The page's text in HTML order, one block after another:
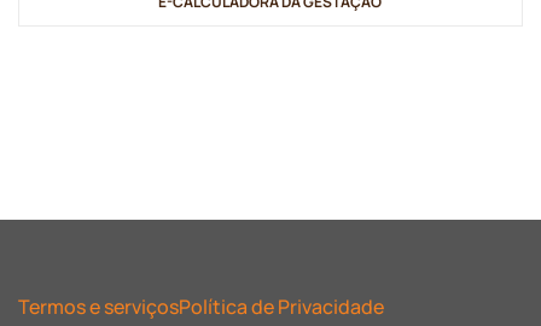
Termos e serviçosPolítica de Privacidade